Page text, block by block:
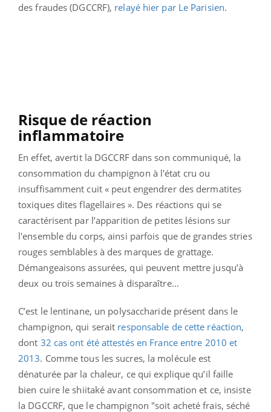
des fraudes (DGCCRF), relayé hier par Le Parisien.
Risque de réaction
inflammatoire
En effet, avertit la DGCCRF dans son communiqué, la
consommation du champignon à l'état cru ou
insuffisamment cuit « peut engendrer des dermatites
toxiques dites flagellaires ». Des réactions qui se
caractérisent par l’apparition de petites lésions sur
l'ensemble du corps, ainsi parfois que de grandes stries
rouges semblables à des marques de grattage.
Démangeaisons assurées, qui peuvent mettre jusqu’à
deux ou trois semaines à disparaître…
C’est le lentinane, un polysaccharide présent dans le
champignon, qui serait responsable de cette réaction,
dont 32 cas ont été attestés en France entre 2010 et
2013. Comme tous les sucres, la molécule est
dénaturée par la chaleur, ce qui explique qu’il faille
bien cuire le shiitaké avant consommation et ce, insiste
la DGCCRF, que le champignon "soit acheté frais, séché